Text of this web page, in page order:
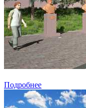
Подробнее